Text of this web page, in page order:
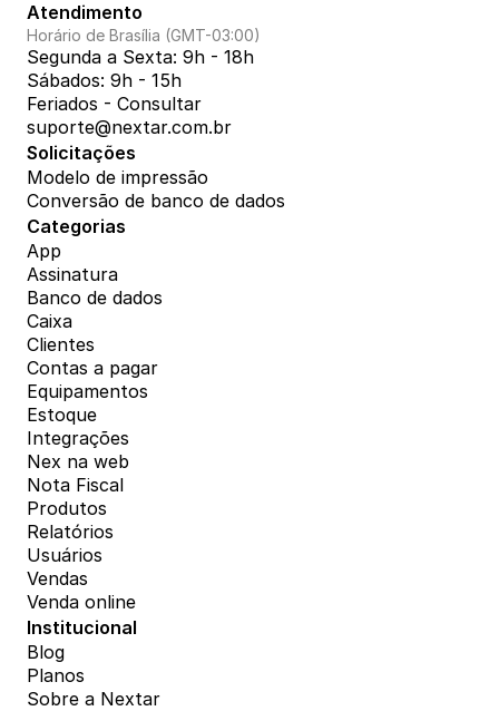
Atendimento
Horário de Brasília (GMT-03:00)
Segunda a Sexta: 9h - 18h
Sábados: 9h - 15h
Feriados - Consultar
suporte@nextar.com.br
Solicitações
Modelo de impressão
Conversão de banco de dados
Categorias
App
Assinatura
Banco de dados
Caixa
Clientes
Contas a pagar
Equipamentos
Estoque
Integrações
Nex na web
Nota Fiscal
Produtos
Relatórios
Usuários
Vendas
Venda online
Institucional
Blog
Planos
Sobre a Nextar